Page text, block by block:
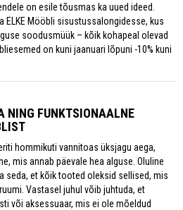
on esile tõusmas ka uued ideed.
ELKE Mööbli sisustussalongidesse, kus
soodusmüük – kõik kohapeal olevad
on kuni jaanuari lõpuni -10% kuni
NING FUNKTSIONAALNE
hommikuti vannitoas üksjagu aega,
mis annab päevale hea alguse. Oluline
seda, et kõik tooted oleksid sellised, mis
Vastasel juhul võib juhtuda, et
või aksessuaar, mis ei ole mõeldud